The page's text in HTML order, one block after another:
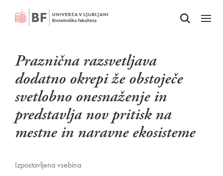
Odpri iskalnik
Odpri
Praznična razsvetljava
dodatno okrepi že obstoječe
svetlobno onesnaženje in
predstavlja nov pritisk na
mestne in naravne ekosisteme
Izpostavljena vsebina